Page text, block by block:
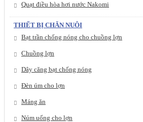
Quạt điều hòa hơi nước Nakomi
THIẾT BỊ CHĂN NUÔI
Bạt trần chống nóng cho chuồng lợn
Chuồng lợn
Dây căng bạt chống nóng
Đèn úm cho lợn
Máng ăn
Núm uống cho lợn